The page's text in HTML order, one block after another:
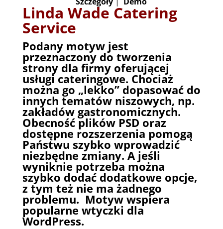
Linda Wade Catering
Service
Podany motyw jest
przeznaczony do tworzenia
strony dla firmy oferującej
usługi cateringowe. Chociaż
można go „lekko” dopasować do
innych tematów niszowych, np.
zakładów gastronomicznych.
Obecność plików PSD oraz
dostępne rozszerzenia pomogą
Państwu szybko wprowadzić
niezbędne zmiany. A jeśli
wyniknie potrzeba można
szybko dodać dodatkowe opcje,
z tym też nie ma żadnego
problemu. Motyw wspiera
popularne wtyczki dla
WordPress.